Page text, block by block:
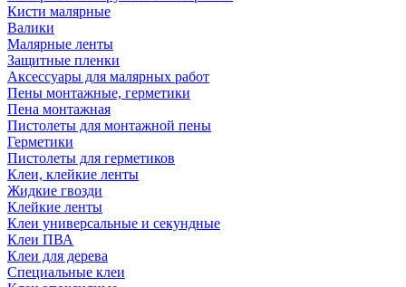
Кисти малярные
Валики
Малярные ленты
Защитные пленки
Аксессуары для малярных работ
Пены монтажные, герметики
Пена монтажная
Пистолеты для монтажной пены
Герметики
Пистолеты для герметиков
Клеи, клейкие ленты
Жидкие гвозди
Клейкие ленты
Клеи универсальные и секундные
Клеи ПВА
Клеи для дерева
Специальные клеи